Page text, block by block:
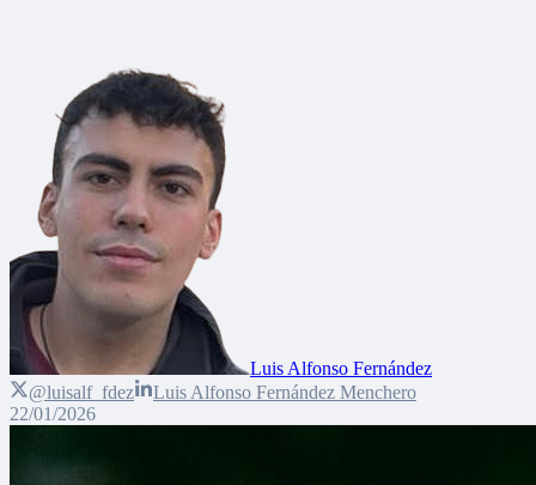
Luis Alfonso Fernández
@luisalf_fdez
Luis Alfonso Fernández Menchero
22/01/2026